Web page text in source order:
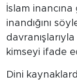
İslam
inandığını
kimseyi ifade
Dini